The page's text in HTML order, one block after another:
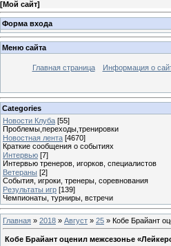
[Мой сайт]
Форма входа
Меню сайта
Главная страница Информация о
Categories
Новости Клуба [55]
Проблемы,переходы,тренировки
Новостная лента [4670]
Краткие сообщения о событиях
Интервью [7]
Интервью тренеров, игорков, специалистов
Ветераны [2]
События, игроки, тренеры, соревнования
Результаты игр [139]
Чемпионаты, турниры, встречи
Главная » 2018 » Август » 25 » Кобе Брайант
Кобе Брайант оценил межсезонье